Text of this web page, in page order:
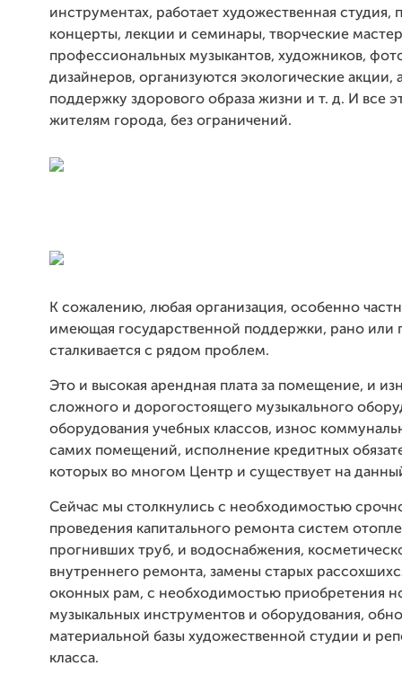
инструментах, работает художественная студия,
концерты, лекции и семинары, творческие
профессиональных музыкантов, художников,
дизайнеров, организуются экологические акции,
поддержку здорового образа жизни и т. д. И все
жителям города, без ограничений.
К сожалению, любая организация, особенно
имеющая государственной поддержки, рано или
сталкивается с рядом проблем.
Это и высокая арендная плата за помещение, и
сложного и дорогостоящего музыкального
оборудования учебных классов, износ
самих помещений, исполнение кредитных
которых во многом Центр и существует на
Сейчас мы столкнулись с необходимостью
проведения капитального ремонта систем
прогнивших труб, и водоснабжения,
внутреннего ремонта, замены старых
оконных рам, с необходимостью приобретения
музыкальных инструментов и оборудования,
материальной базы художественной студии и
класса.